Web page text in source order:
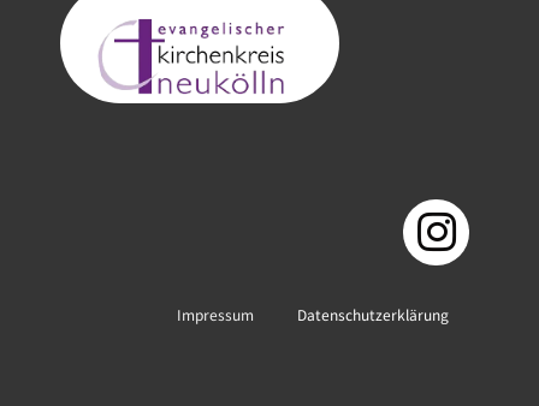
Impressum Datenschutzerklärung